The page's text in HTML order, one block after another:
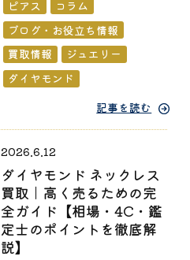
ピアス
コラム
ブログ・お役立ち情報
買取情報
ジュエリー
ダイヤモンド
記事を読む
2026.6.12
ダイヤモンド ネックレス
買取｜高く売るための完
全ガイド【相場・4C・鑑
定士のポイントを徹底解
説】